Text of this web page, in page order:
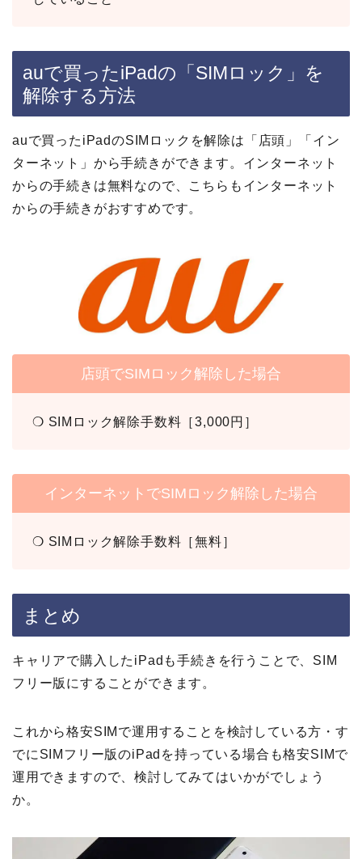
auで買ったiPadの「SIMロック」を
解除する方法
auで買ったiPadのSIMロックを解除は「店頭」「イン
ターネット」から手続きができます。 インターネット
からの手続きは無料なので、こちらもインターネット
からの手続きがおすすめです。
店頭でSIMロック解除した場合
❍ SIMロック解除手数料［3,000円］
インターネットでSIMロック解除した場合
❍ SIMロック解除手数料［無料］
まとめ
キャリアで購入したiPadも手続きを行うことで、SIM
フリー版にすることができます。
これから格安SIMで運用することを検討している方・す
でにSIMフリー版のiPadを持っている場合も格安SIMで
運用できますので、検討してみてはいかがでしょう
か。